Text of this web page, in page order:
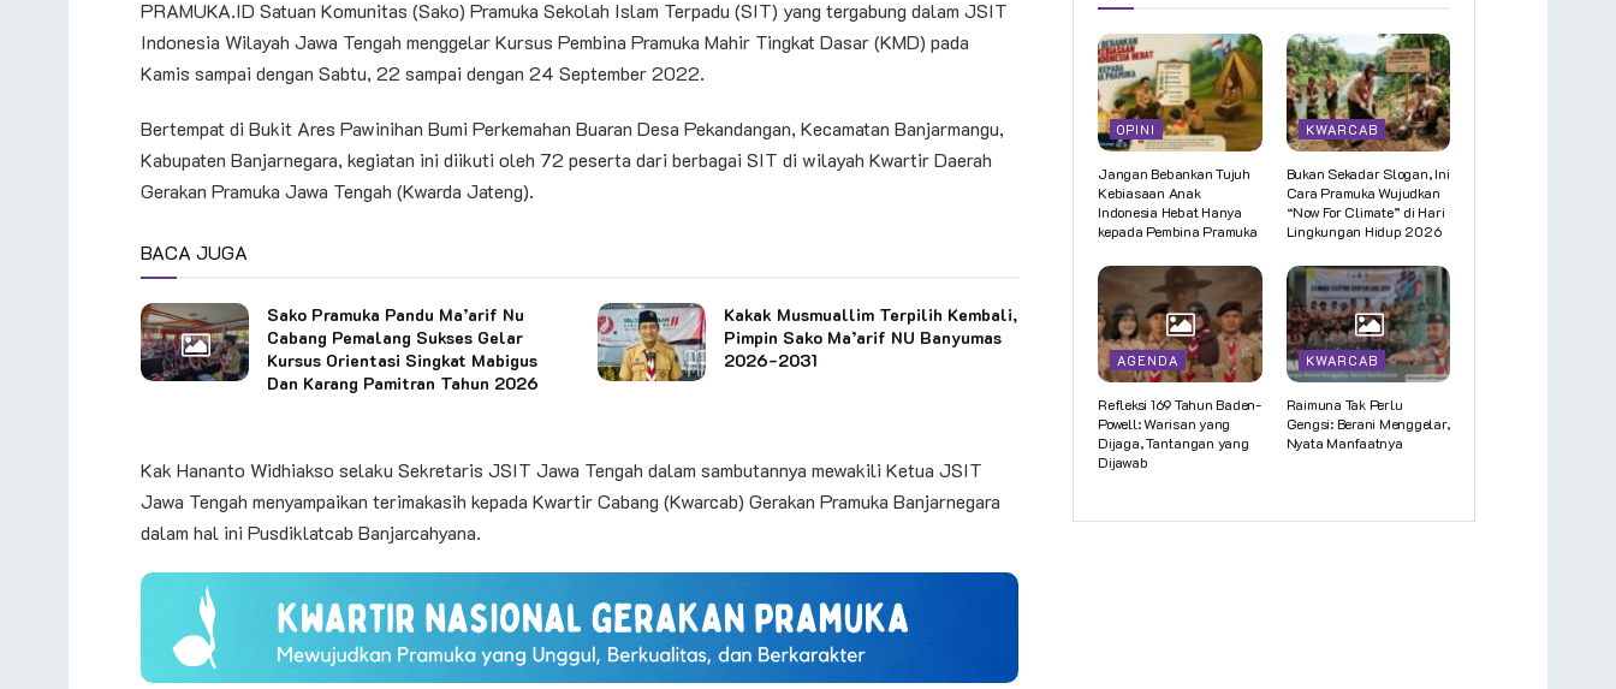
PRAMUKA.ID Satuan Komunitas (Sako) Pramuka Sekolah Islam Terpadu (SIT) yang tergabung dalam JSIT
Indonesia Wilayah Jawa Tengah menggelar Kursus Pembina Pramuka Mahir Tingkat Dasar (KMD) pada
Kamis sampai dengan Sabtu, 22 sampai dengan 24 September 2022.
Bertempat di Bukit Ares Pawinihan Bumi Perkemahan Buaran Desa Pekandangan, Kecamatan Banjarmangu,
Kabupaten Banjarnegara, kegiatan ini diikuti oleh 72 peserta dari berbagai SIT di wilayah Kwartir Daerah
Gerakan Pramuka Jawa Tengah (Kwarda Jateng).
BACA JUGA
Sako Pramuka Pandu Ma’arif Nu
Cabang Pemalang Sukses Gelar
Kursus Orientasi Singkat Mabigus
Dan Karang Pamitran Tahun 2026
Kakak Musmuallim Terpilih Kembali,
Pimpin Sako Ma’arif NU Banyumas
2026-2031
Kak Hananto Widhiakso selaku Sekretaris JSIT Jawa Tengah dalam sambutannya mewakili Ketua JSIT
Jawa Tengah menyampaikan terimakasih kepada Kwartir Cabang (Kwarcab) Gerakan Pramuka Banjarnegara
dalam hal ini Pusdiklatcab Banjarcahyana.
OPINI
Jangan Bebankan Tujuh
Kebiasaan Anak
Indonesia Hebat Hanya
kepada Pembina Pramuka
KWARCAB
Bukan Sekadar Slogan, Ini
Cara Pramuka Wujudkan
“Now For Climate” di Hari
Lingkungan Hidup 2026
AGENDA
Refleksi 169 Tahun Baden-
Powell: Warisan yang
Dijaga, Tantangan yang
Dijawab
KWARCAB
Raimuna Tak Perlu
Gengsi: Berani Menggelar,
Nyata Manfaatnya